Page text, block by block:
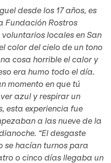
desde los 17 años, es
Fundación Rostros
locales en San
color del cielo de un tono
cosa horrible el calor y
era humo todo el día.
momento en que tú
azul y respirar un
esta experiencia fue
a las nueve de la
“El desgaste
se hacían turnos para
o cinco días llegaba un